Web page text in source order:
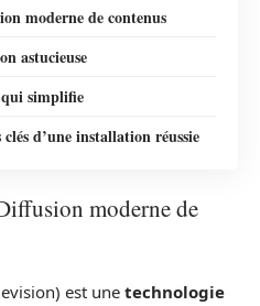
moderne de contenus
astucieuse
simplifie
d’une installation réussie
moderne de
est une technologie